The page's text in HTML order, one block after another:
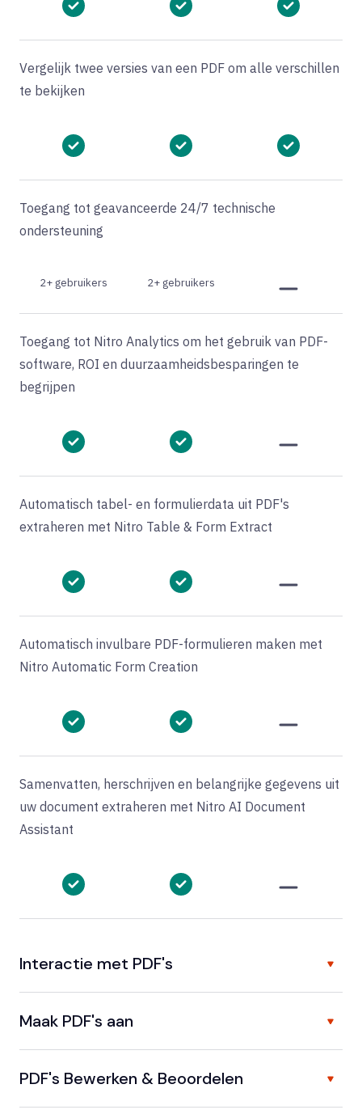
Vergelijk twee versies van een PDF om alle verschillen
te bekijken
Toegang tot geavanceerde 24/7 technische
ondersteuning
2+ gebruikers 2+ gebruikers
Toegang tot Nitro Analytics om het gebruik van PDF-
software, ROI en duurzaamheidsbesparingen te
begrijpen
Automatisch tabel- en formulierdata uit PDF's
extraheren met Nitro Table & Form Extract
Automatisch invulbare PDF-formulieren maken met
Nitro Automatic Form Creation
Samenvatten, herschrijven en belangrijke gegevens uit
uw document extraheren met Nitro AI Document
Assistant
Interactie met PDF's
Maak PDF's aan
PDF's Bewerken & Beoordelen